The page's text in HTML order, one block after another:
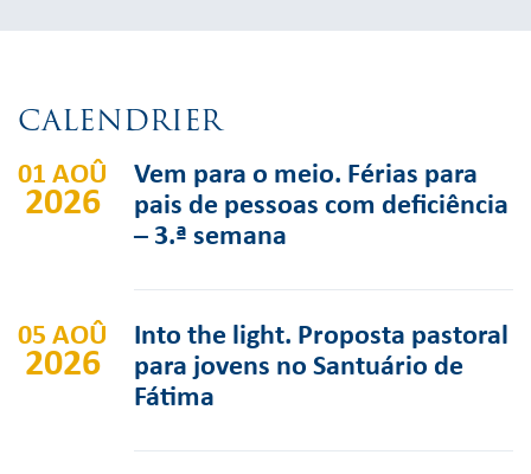
CALENDRIER
01 AOÛ
2026
Vem para o meio. Férias para
pais de pessoas com deficiência
– 3.ª semana
05 AOÛ
2026
Into the light. Proposta pastoral
para jovens no Santuário de
Fátima